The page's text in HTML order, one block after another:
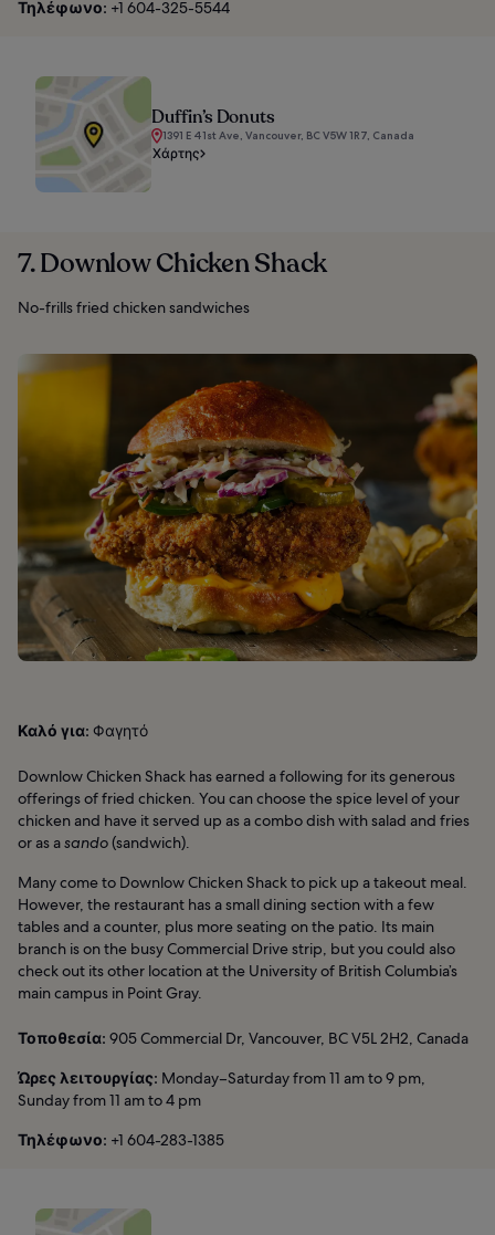
Τηλέφωνο: +1 604-325-5544
Duffin’s Donuts
1391 E 41st Ave, Vancouver, BC V5W 1R7, Canada
Χάρτης
7. Downlow Chicken Shack
No-frills fried chicken sandwiches
Καλό για: Φαγητό
Downlow Chicken Shack has earned a following for its generous
offerings of fried chicken. You can choose the spice level of your
chicken and have it served up as a combo dish with salad and fries
or as asando(sandwich).
Many come to Downlow Chicken Shack to pick up a takeout meal.
However, the restaurant has a small dining section with a few
tables and a counter, plus more seating on the patio. Its main
branch is on the busy Commercial Drive strip, but you could also
check out its other location at the University of British Columbia’s
main campus in Point Gray.
Τοποθεσία: 905 Commercial Dr, Vancouver, BC V5L 2H2, Canada
Ώρες λειτουργίας: Monday–Saturday from 11 am to 9 pm,
Sunday from 11 am to 4 pm
Τηλέφωνο: +1 604-283-1385